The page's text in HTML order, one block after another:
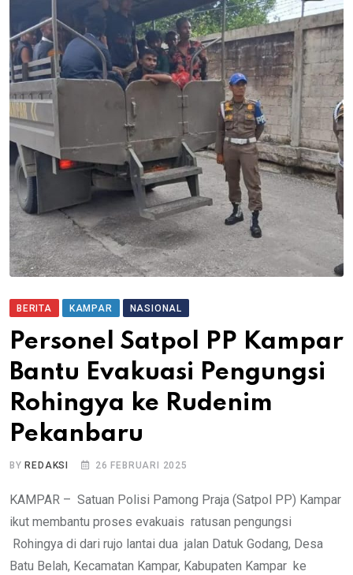
BERITA KAMPAR NASIONAL
Personel Satpol PP Kampar
Bantu Evakuasi Pengungsi
Rohingya ke Rudenim
Pekanbaru
BY REDAKSI 26 FEBRUARI 2025
KAMPAR – Satuan Polisi Pamong Praja (Satpol PP) Kampar
ikut membantu proses evakuais ratusan pengungsi
Rohingya di dari rujo lantai dua jalan Datuk Godang, Desa
Batu Belah, Kecamatan Kampar, Kabupaten Kampar ke